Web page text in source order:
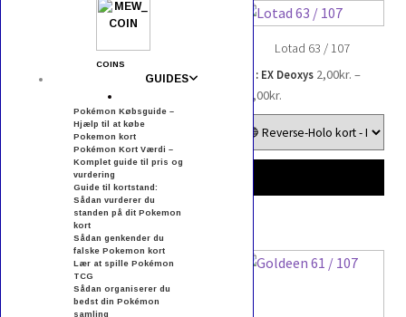
COINS
GUIDES
Pokémon Købsguide –
Hjælp til at købe
Pokemon kort
Pokémon Kort Værdi –
Komplet guide til pris og
vurdering
Guide til kortstand:
Sådan vurderer du
standen på dit Pokemon
kort
Sådan genkender du
falske Pokemon kort
Lær at spille Pokémon
TCG
Sådan organiserer du
bedst din Pokémon
samling
Magikarp 64 / 107
EX : EX Deoxys359,00
Lotad 63 / 107
EX : EX Deoxys 2,00kr. –
86,00kr.
2,00kr.
til
86,00kr.
Koffing 62 / 107